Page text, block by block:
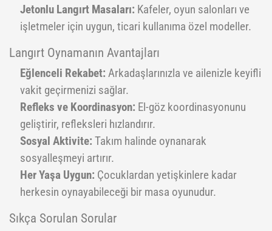
Jetonlu Langırt Masaları: Kafeler, oyun salonları ve
işletmeler için uygun, ticari kullanıma özel modeller.
Langırt Oynamanın Avantajları
Eğlenceli Rekabet: Arkadaşlarınızla ve ailenizle keyifli
vakit geçirmenizi sağlar.
Refleks ve Koordinasyon: El-göz koordinasyonunu
geliştirir, refleksleri hızlandırır.
Sosyal Aktivite: Takım halinde oynanarak
sosyalleşmeyi artırır.
Her Yaşa Uygun: Çocuklardan yetişkinlere kadar
herkesin oynayabileceği bir masa oyunudur.
Sıkça Sorulan Sorular